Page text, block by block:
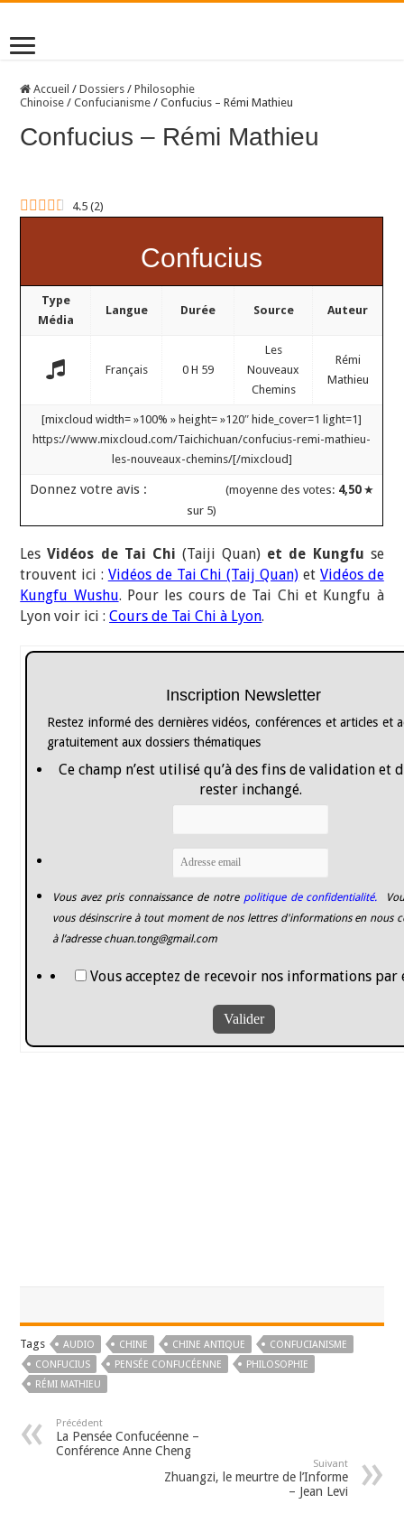
Accueil / Dossiers / Philosophie
Chinoise / Confucianisme / Confucius – Rémi Mathieu
Confucius – Rémi Mathieu
4.5 (2)
Confucius
Type
Média
Langue Durée Source Auteur
Français 0 H 59
Les
Nouveaux
Chemins
Rémi
Mathieu
[mixcloud width= »100% » height= »120″ hide_cover=1 light=1]
https://www.mixcloud.com/Taichichuan/confucius-remi-mathieu-
les-nouveaux-chemins/[/mixcloud]
Donnez votre avis : (moyenne des votes: 4,50★
sur 5)
LesVidéos de Tai Chi (Taiji Quan) et de Kungfu se
trouvent ici : Vidéos de Tai Chi (Taij Quan) et Vidéos de
Kungfu Wushu. Pour les cours de Tai Chi et Kungfu à
Lyon voir ici :Cours de Tai Chi à Lyon.
Inscription Newsletter
Restez informé des dernières vidéos, conférences et articles et
gratuitement aux dossiers thématiques
Ce champ n’est utilisé qu’à des fins de validation et
rester inchangé.
Vous avez pris connaissance de notrepolitique de confidentialité.
vous désinscrire à tout moment de nos lettres d'informations en nous
à l’adresse chuan.tong@gmail.com
Vous acceptez de recevoir nos informations par
Tags AUDIO CHINE CHINE ANTIQUE
CONFUCIANISME
CONFUCIUS
PENSÉE CONFUCÉENNE
PHILOSOPHIE
RÉMI MATHIEU
Précédent
La Pensée Confucéenne –
Conférence Anne Cheng
Suivant
Zhuangzi, le meurtre de l’Informe
– Jean Levi